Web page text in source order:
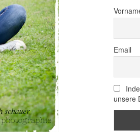
Email
unsere